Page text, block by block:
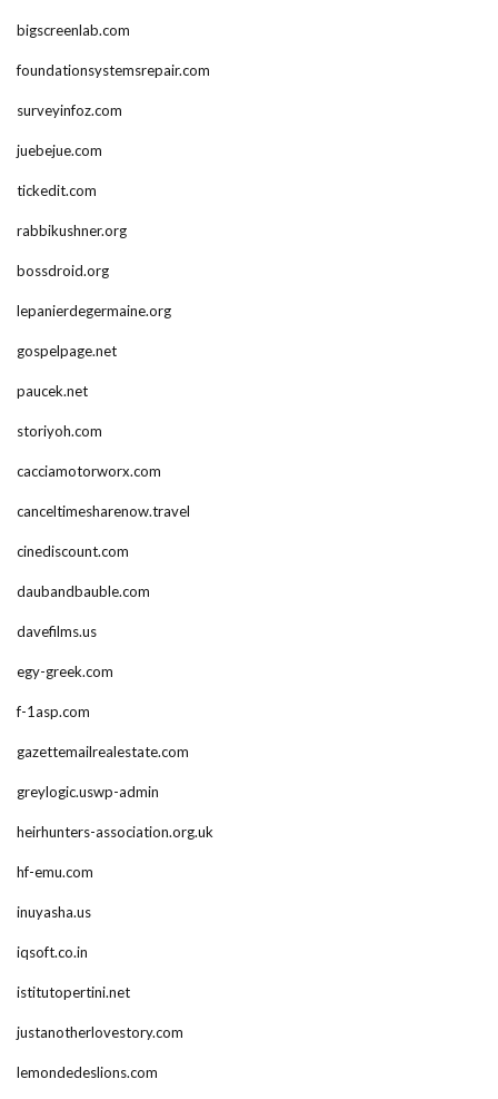
bigscreenlab.com
foundationsystemsrepair.com
surveyinfoz.com
juebejue.com
tickedit.com
rabbikushner.org
bossdroid.org
lepanierdegermaine.org
gospelpage.net
paucek.net
storiyoh.com
cacciamotorworx.com
canceltimesharenow.travel
cinediscount.com
daubandbauble.com
davefilms.us
egy-greek.com
f-1asp.com
gazettemailrealestate.com
greylogic.uswp-admin
heirhunters-association.org.uk
hf-emu.com
inuyasha.us
iqsoft.co.in
istitutopertini.net
justanotherlovestory.com
lemondedeslions.com